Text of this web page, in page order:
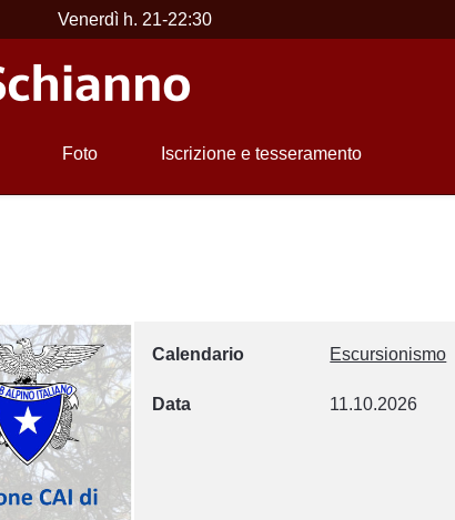
Venerdì h. 21-22:30
Foto Iscrizione e tesseramento
Calendario Escursionismo
Data 11.10.2026